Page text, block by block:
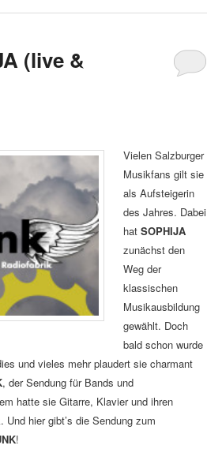
(live &
Vielen Salzburger
Musikfans gilt sie
als Aufsteigerin
des Jahres. Dabei
hatSOPHIJA
zunächst den
Weg der
klassischen
Musikausbildung
gewählt. Doch
bald schon wurde
und vieles mehr plaudert sie charmant
, der Sendung für Bands und
hatte sie Gitarre, Klavier und ihren
Und hier gibt’s die Sendung zum
!